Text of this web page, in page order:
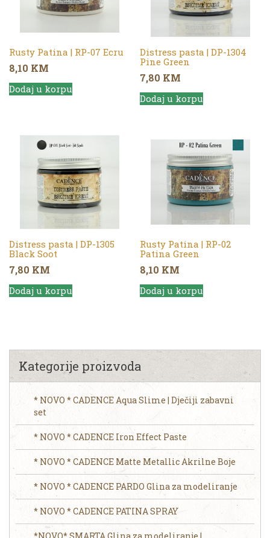
Rusty Patina | RP-07 Ecru
8,10 KM
Dodaj u korpu
Distress pasta | DP-1304
Pine Green
7,80 KM
Dodaj u korpu
Distress pasta | DP-1305
Black Soot
7,80 KM
Dodaj u korpu
Rusty Patina | RP-02
Patina Green
8,10 KM
Dodaj u korpu
Kategorije proizvoda
* NOVO * CADENCE Aqua Slime | Dječiji zabavni
set
* NOVO * CADENCE Iron Effect Paste
* NOVO * CADENCE Matte Metallic Akrilne Boje
* NOVO * CADENCE PARDO Glina za modeliranje
* NOVO * CADENCE PATINA SPRAY
*NOVO* SMARTA Glina za modeliranje |